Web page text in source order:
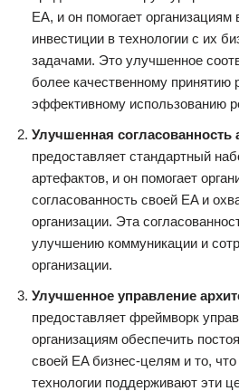
EA, и он помогает
инвестиции в технологии с их
задачами. Это улучшенное
более качественному принятию
эффективному использованию
Улучшенная согласованность
предоставляет стандартный
артефактов, и он помогает
согласованность своей EA и
организации. Эта
улучшению коммуникации и
организации.
Улучшенное управление
предоставляет фреймворк
организациям обеспечить
своей EA бизнес-целям и то,
технологии поддерживают эти